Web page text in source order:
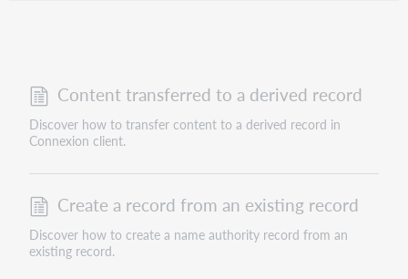
Content transferred to a derived record
Discover how to transfer content to a derived record in
Connexion client.
Create a record from an existing record
Discover how to create a name authority record from an
existing record.